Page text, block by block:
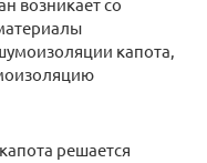
капота,
решается